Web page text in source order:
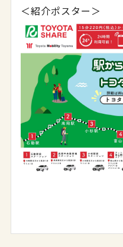
＜紹介ポスター＞